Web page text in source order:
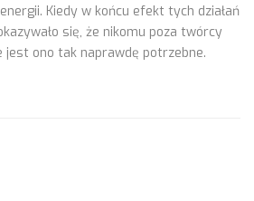
Kiedy w końcu efekt tych działań
się, że nikomu poza twórcy
jest ono tak naprawdę potrzebne.